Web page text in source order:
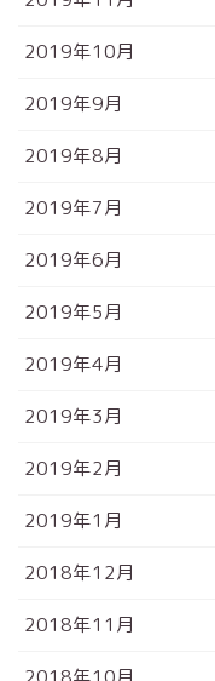
2019年10月
2019年9月
2019年8月
2019年7月
2019年6月
2019年5月
2019年4月
2019年3月
2019年2月
2019年1月
2018年12月
2018年11月